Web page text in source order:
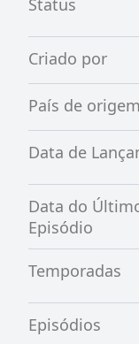
Status
Criado por
País de origem
Data de
Data do
Episódio
Temporadas
Episódios